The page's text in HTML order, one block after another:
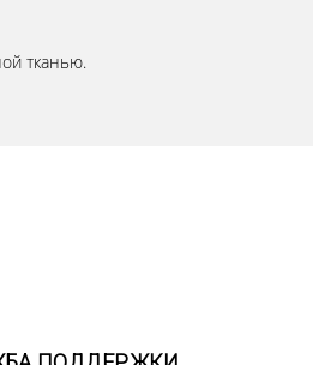
тканью.